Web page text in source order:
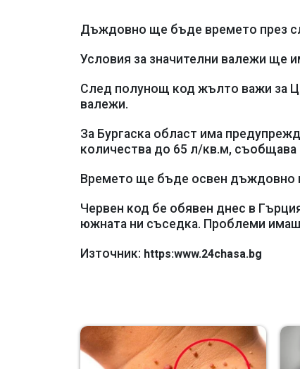
Дъждовно ще бъде времето през
Условия за значителни валежи ще
След полунощ код жълто важи за
валежи.
За Бургаска област има
количества до 65 л/кв.м, съобщава
Времето ще бъде освен дъждовно
Червен код бе обявен днес в
южната ни съседка. Проблеми
Източник: https:www.24chasa.bg